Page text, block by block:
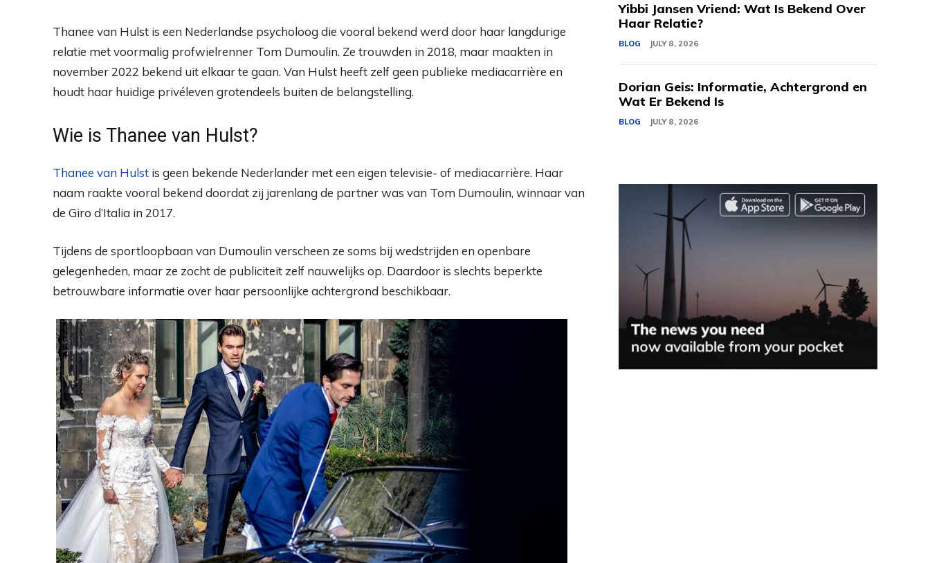
Thanee van Hulst is een Nederlandse psycholoog die vooral bekend werd door haar langdurige
relatie met voormalig profwielrenner Tom Dumoulin. Ze trouwden in 2018, maar maakten in
november 2022 bekend uit elkaar te gaan. Van Hulst heeft zelf geen publieke mediacarrière en
houdt haar huidige privéleven grotendeels buiten de belangstelling.
Wie is Thanee van Hulst?
Thanee van Hulst is geen bekende Nederlander met een eigen televisie- of mediacarrière. Haar
naam raakte vooral bekend doordat zij jarenlang de partner was van Tom Dumoulin, winnaar van
de Giro d’Italia in 2017.
Tijdens de sportloopbaan van Dumoulin verscheen ze soms bij wedstrijden en openbare
gelegenheden, maar ze zocht de publiciteit zelf nauwelijks op. Daardoor is slechts beperkte
betrouwbare informatie over haar persoonlijke achtergrond beschikbaar.
Yibbi Jansen Vriend: Wat Is Bekend Over
Haar Relatie?
BLOG JULY 8, 2026
Dorian Geis: Informatie, Achtergrond en
Wat Er Bekend Is
BLOG JULY 8, 2026